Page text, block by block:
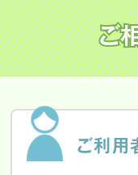
ご
ご利用